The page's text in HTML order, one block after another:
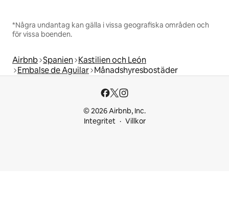
*Några undantag kan gälla i vissa geografiska områden och
för vissa boenden.
Airbnb Spanien Kastilien och León
Embalse de Aguilar Månadshyresbostäder
© 2026 Airbnb, Inc.
Integritet
Villkor